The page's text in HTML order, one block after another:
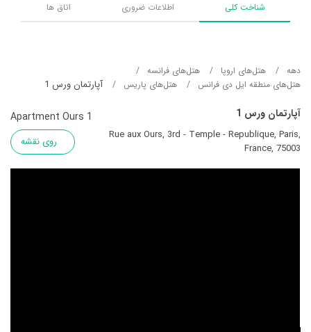
شناخت کلی اطلاعات ضروری اتاق ها
دهه هتل‌های اروپا
هتل‌های فرانسه
هتل‌های منطقه ایل دی فرانس
هتل‌های پاریس آپارتمان ورس 1
آپارتمان ورس 1 Apartment Ours 1
Rue aux Ours, 3rd - Temple - Republique, Paris,
France, 75003
روی نقشه